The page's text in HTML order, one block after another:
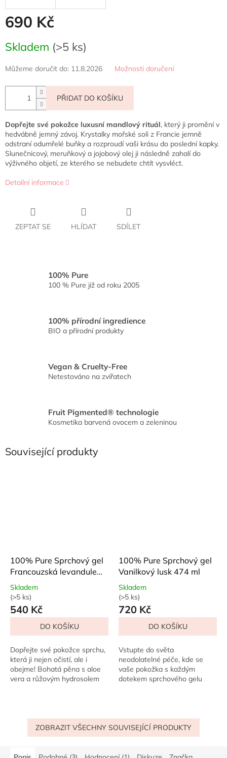
690 Kč
cena:
Skladem (>5 ks)
Můžeme doručit do: 11.8.2026 Možnosti doručení
PŘIDAT DO KOŠÍKU
Dopřejte své pokožce luxusní mandlový rituál, který ji promění v
hedvábně jemný závoj. Krystalky mořské soli z Francie jemně
odstraní odumřelé buňky a rozproudí vaši krásu do poslední kapky.
Slunečnicový, meruňkový a jojobový olej ji následně zahalí do
výživného objetí, ze kterého se nebudete chtít vysvléct.
Detailní informace
ZEPTAT SE HLÍDAT SDÍLET
100% Pure
100 % Pure již od roku 2005
100% přírodní ingredience
BIO a přírodní produkty
Vegan & Cruelty-Free
Netestováno na zvířatech
Fruit Pigmented® technologie
Kosmetika barvená ovocem a zeleninou
Související produkty
100% Pure Sprchový gel
Francouzská levandule
236 ml
Průměrné
hodnocení
produktu
5,0
z
5
hvězdiček.
Skladem
(>5 ks)
540 Kč
DO KOŠÍKU
Dopřejte své pokožce sprchu,
která ji nejen očistí, ale i
obejme! Bohatá pěna s aloe
vera a růžovým hydrosolem
100% Pure Sprchový gel
Vanilkový lusk 474 ml
Průměrné
hodnocení
produktu
5,0
z
5
hvězdiček.
Skladem
(>5 ks)
720 Kč
DO KOŠÍKU
Vstupte do světa
neodolatelné péče, kde se
vaše pokožka s každým
dotekem sprchového gelu
ZOBRAZIT VŠECHNY SOUVISEJÍCÍ PRODUKTY